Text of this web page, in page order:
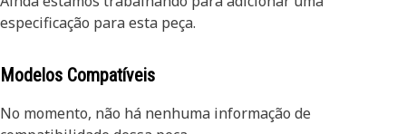
especificação para esta peça.
Modelos Compatíveis
No momento, não há nenhuma informação de